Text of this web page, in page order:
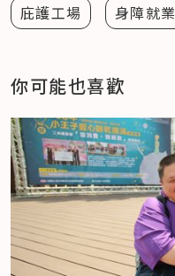
庇護工場 身障就業
你可能也喜歡